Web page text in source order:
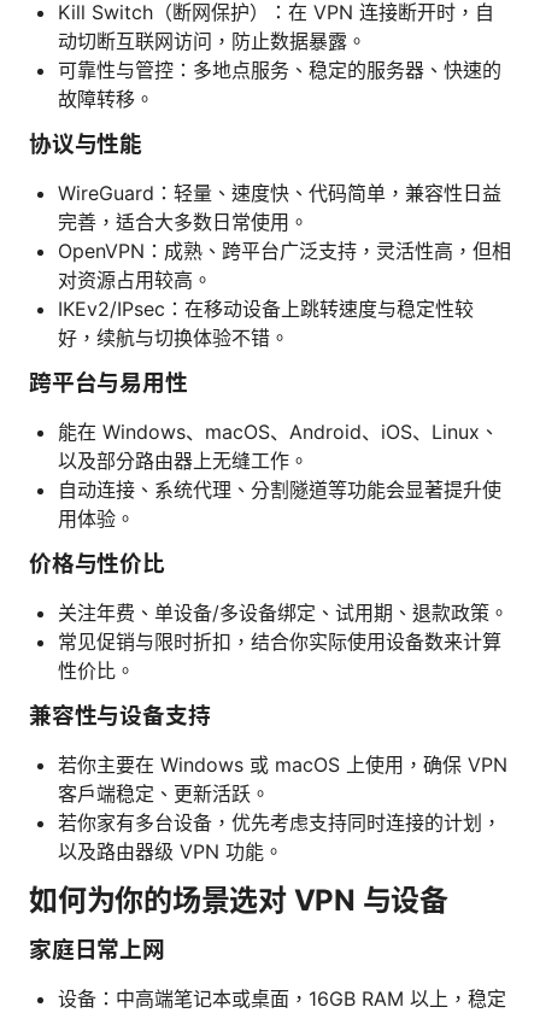
Kill Switch（断网保护）：在 VPN 连接断开时，自
动切断互联网访问，防止数据暴露。
可靠性与管控：多地点服务、稳定的服务器、快速的
故障转移。
协议与性能
WireGuard：轻量、速度快、代码简单，兼容性日益
完善，适合大多数日常使用。
OpenVPN：成熟、跨平台广泛支持，灵活性高，但相
对资源占用较高。
IKEv2/IPsec：在移动设备上跳转速度与稳定性较
好，续航与切换体验不错。
跨平台与易用性
能在 Windows、macOS、Android、iOS、Linux、
以及部分路由器上无缝工作。
自动连接、系统代理、分割隧道等功能会显著提升使
用体验。
价格与性价比
关注年费、单设备/多设备绑定、试用期、退款政策。
常见促销与限时折扣，结合你实际使用设备数来计算
性价比。
兼容性与设备支持
若你主要在 Windows 或 macOS 上使用，确保 VPN
客户端稳定、更新活跃。
若你家有多台设备，优先考虑支持同时连接的计划，
以及路由器级 VPN 功能。
如何为你的场景选对 VPN 与设备
家庭日常上网
设备：中高端笔记本或桌面，16GB RAM 以上，稳定